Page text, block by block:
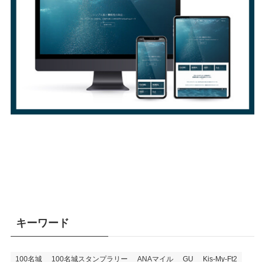
キーワード
100名城 100名城スタンプラリー ANAマイル GU
Kis-My-Ft2